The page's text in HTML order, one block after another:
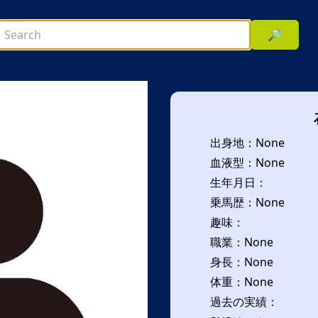
🔎
出身地：None
血液型：None
生年月日：
乗馬歴：None
趣味：
職業：None
身長：None
体重：None
過去の実績：